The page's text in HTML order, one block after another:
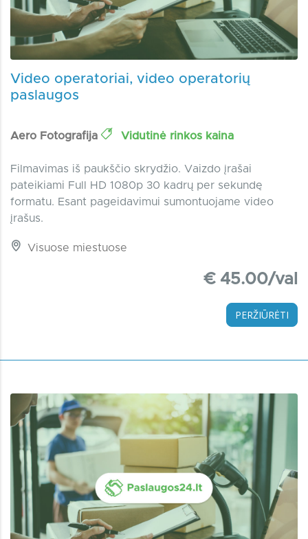
Video operatoriai, video operatorių
paslaugos
Aero Fotografija Vidutinė rinkos kaina
Filmavimas iš paukščio skrydžio. Vaizdo įrašai
pateikiami Full HD 1080p 30 kadrų per sekundę
formatu. Esant pageidavimui sumontuojame video
įrašus.
Visuose miestuose
€ 45.00/val
PERŽIŪRĖTI